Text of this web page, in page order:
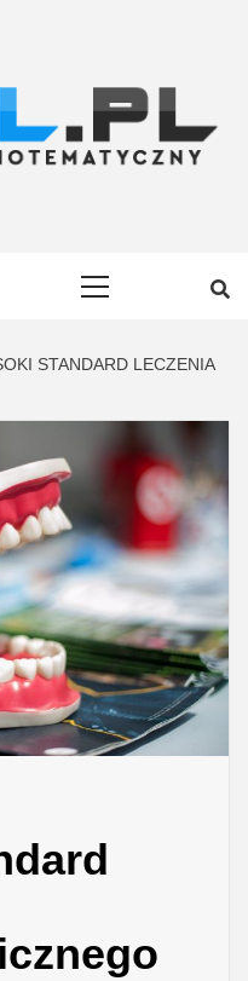
STANDARD LECZENIA